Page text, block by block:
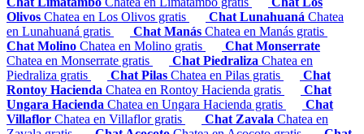
Olivos Chatea en Los Olivos gratis Chat Lunahuaná Chatea
en Lunahuaná gratis
Chat Manás Chatea en Manás gratis
Chat Molino Chatea en Molino gratis
Chat Monserrate
Chatea en Monserrate gratis
Chat Piedraliza Chatea en
Piedraliza gratis
Chat Pilas Chatea en Pilas gratis
Chat
Rontoy Hacienda Chatea en Rontoy Hacienda gratis
Chat
Ungara Hacienda Chatea en Ungara Hacienda gratis
Chat
Villaflor Chatea en Villaflor gratis Chat Zavala Chatea en